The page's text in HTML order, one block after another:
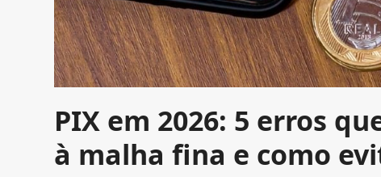
PIX em 2026: 5 erros
à malha fina e como